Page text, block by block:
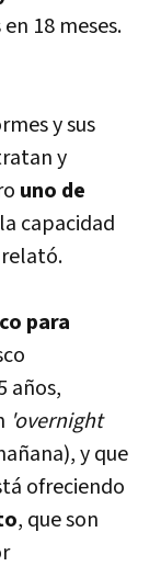
18 meses.
y sus
y
uno de
capacidad
para
años,
'overnight
y que
ofreciendo
, que son